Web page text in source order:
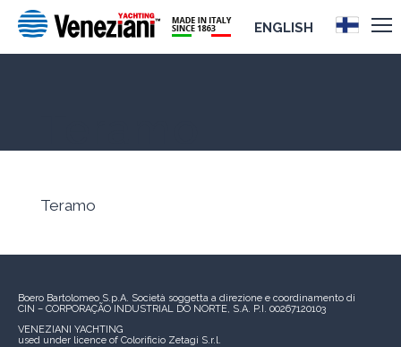
ENGLISH
Teramo
Boero Bartolomeo S.p.A. Società soggetta a direzione e coordinamento di
CIN – CORPORAÇÃO INDUSTRIAL DO NORTE, S.A. P.I. 00267120103
VENEZIANI YACHTING
used under licence of Colorificio Zetagi S.r.l.